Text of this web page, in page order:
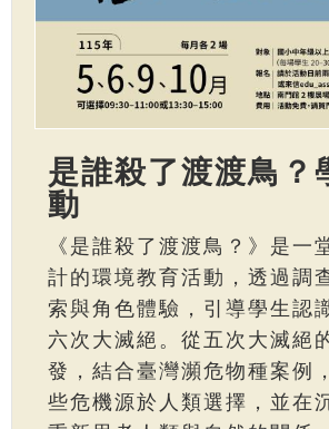
是誰殺了渡渡鳥？
動
《是誰殺了渡渡鳥？》是一
計的環境教育活動，透過調
索與角色體驗，引導學生認
六次大滅絕。從五次大滅絕
發，結合臺灣瀕危物種案例
些危機源於人類選擇，並在